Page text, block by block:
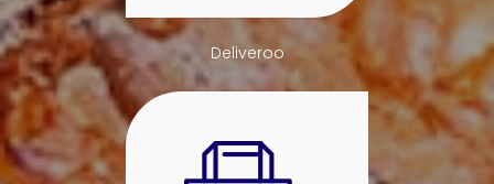
Deliveroo